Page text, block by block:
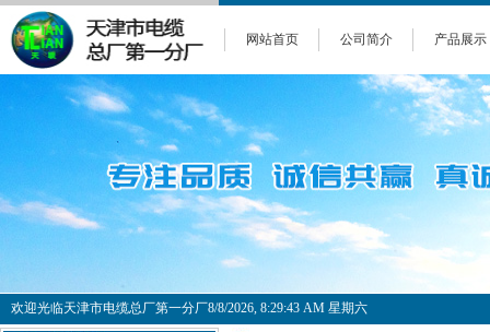
网站首页 公司简介 产品展示
欢迎光临天津市电缆总厂第一分厂8/8/2026, 8:29:43 AM 星期六